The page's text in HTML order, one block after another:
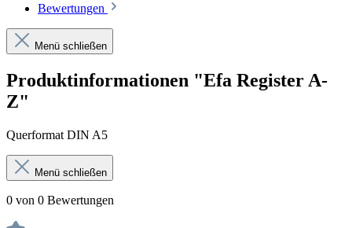
Bewertungen
Menü schließen
Produktinformationen "Efa Register A-
Z"
Querformat DIN A5
Menü schließen
0 von 0 Bewertungen